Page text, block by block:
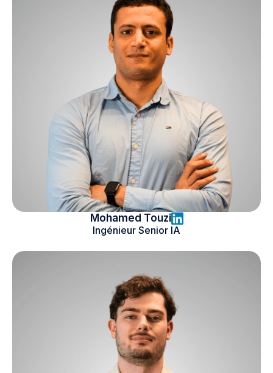
Mohamed Touzi
Ingénieur Senior IA